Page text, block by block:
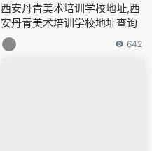
西安丹青美术培训学校地址,西
安丹青美术培训学校地址查询
642